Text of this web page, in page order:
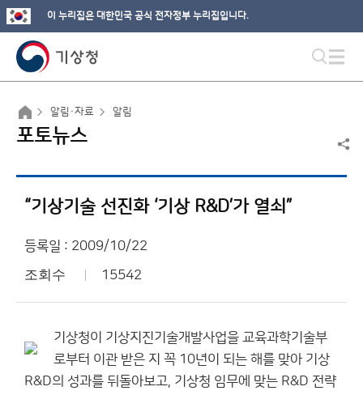
이 누리집은 대한민국 공식 전자정부 누리집입니다.
알림·자료 알림
포토뉴스
“기상기술 선진화 ‘기상 R&D’가 열쇠”
등록일 : 2009/10/22
조회수 15542
기상청이 기상지진기술개발사업을 교육과학기술부
로부터 이관 받은 지 꼭 10년이 되는 해를 맞아 기상
R&D의 성과를 뒤돌아보고, 기상청 임무에 맞는 R&D 전략